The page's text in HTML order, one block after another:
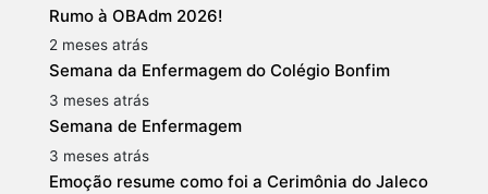
Rumo à OBAdm 2026!
2 meses atrás
Semana da Enfermagem do Colégio Bonfim
3 meses atrás
Semana de Enfermagem
3 meses atrás
Emoção resume como foi a Cerimônia do Jaleco